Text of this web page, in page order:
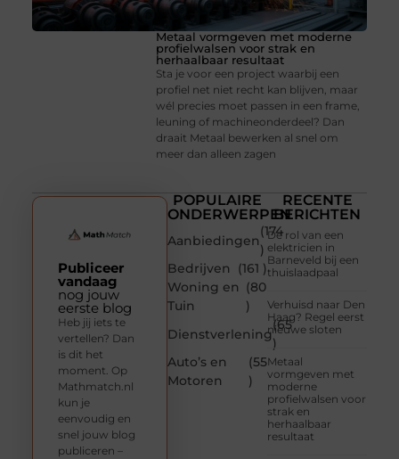
Metaal vormgeven met moderne
profielwalsen voor strak en
herhaalbaar resultaat
Sta je voor een project waarbij een
profiel net niet recht kan blijven, maar
wél precies moet passen in een frame,
leuning of machineonderdeel? Dan
draait Metaal bewerken al snel om
meer dan alleen zagen
POPULAIRE
ONDERWERPEN
Aanbiedingen
(174
)
Bedrijven
(161 )
Woning en
Tuin
(80
)
Dienstverlening
(65
)
Auto’s en
Motoren
(55
)
RECENTE
BERICHTEN
De rol van een
elektricien in
Barneveld bij een
thuislaadpaal
Verhuisd naar Den
Haag? Regel eerst
nieuwe sloten
Metaal
vormgeven met
moderne
profielwalsen voor
strak en
herhaalbaar
resultaat
Publiceer
vandaag
nog jouw
eerste blog
Heb jij iets te
vertellen? Dan
is dit het
moment. Op
Mathmatch.nl
kun je
eenvoudig en
snel jouw blog
publiceren –